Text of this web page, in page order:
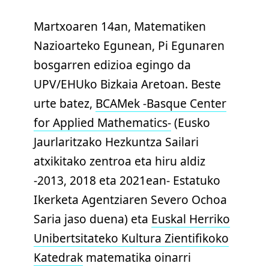
Martxoaren 14an, Matematiken
Nazioarteko Egunean, Pi Egunaren
bosgarren edizioa egingo da
UPV/EHUko Bizkaia Aretoan. Beste
urte batez, BCAMek -Basque Center
for Applied Mathematics-(Eusko
Jaurlaritzako Hezkuntza Sailari
atxikitako zentroa eta hiru aldiz
-2013, 2018 eta 2021ean- Estatuko
Ikerketa Agentziaren Severo Ochoa
Saria jaso duena) eta Euskal Herriko
Unibertsitateko Kultura Zientifikoko
Katedrak matematika oinarri